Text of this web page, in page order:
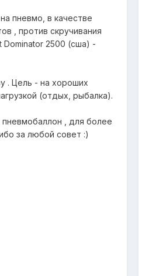
пневмо, в качестве
, против скручивания
Dominator 2500 (сша) -
. Цель - на хороших
(отдых, рыбалка).
, для более
за любой совет :)